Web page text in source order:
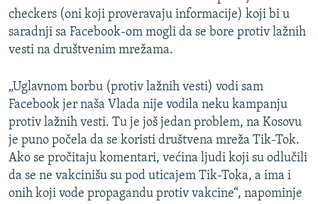
checkers (oni koji proveravaju informacije) koji bi u
saradnji sa Facebook-om mogli da se bore protiv lažnih
vesti na društvenim mrežama.
„Uglavnom borbu (protiv lažnih vesti) vodi sam
Facebook jer naša Vlada nije vodila neku kampanju
protiv lažnih vesti. Tu je još jedan problem, na Kosovu
je puno počela da se koristi društvena mreža Tik-Tok.
Ako se pročitaju komentari, većina ljudi koji su odlučili
da se ne vakcinišu su pod uticajem Tik-Toka, a ima i
onih koji vode propagandu protiv vakcine“, napominje